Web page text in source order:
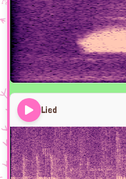
Lied